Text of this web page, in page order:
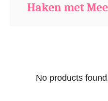
Haken met
No products